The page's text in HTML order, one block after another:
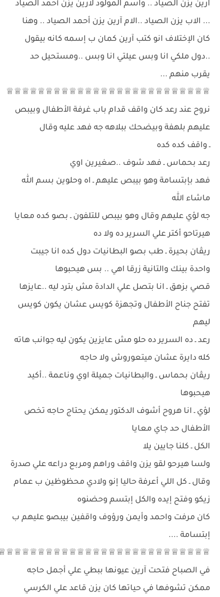
آرين يزن الصياد .. واسم المولود لارين يزن أحمد الصياد
... الاب يزن الصياد ..الام آرين يزن أحمد الصياد .. وهنا
كان الإختلاف انو كتب آرين كمان ب إسمه كانه بيقول
..دول ملكي انا وبس عيلتي انا وبس ..ومستحيل حد
يقرب منهم ...
♕♕♕♕♕♕♕♕♕♕♕♕♕♕♕♕♕♕♕♕♕♕♕♕♕♕
نروح عند رعد كان واقف قدام باب غرفة الأطفال وبيبص
عليهم بلهفة وبيضحك ببلاهه جه فهد عليه وقال
ـ واقف كده كده
رعد بحماس ـ فهد شوف ..صغيرين اوي
فهد بإبتسامة وهو بيبص عليهم ـ اه وحلوين بسم الله
ماشاء الله
جه لؤي عليهم وقال وهو بيبص للتلفون ـ بصو كده معايا
هيرتاحو أكتر علي السرير ده ولا ده
ريڤان بحيرة ـ طب بصو البطانيات دول كده انا جيبت
واحدة بينك والتانية زرقا اهي .. بس هيحبوها
قصي بزهق ـ انا بتصل علي الدادة مش بترد ليه ..عايزها
تفتح جناح الأطفال وتجهزة كويس عشان يكون كويس
ليهم
رعد ـ ده السرير ده حلو مش عايزين يكون ليه جوانب هاته
كله دايرة عشان ميتعوروش ولا حاجه
ريڤان بحماس ـ والبطانيات جميلة اوي وناعمة ..أكيد
هيحبوها
لؤي ـ انا هروح أشوف الدكتور يمكن يحتاج حاجه تخص
الأطفال حد جاي معايا
الكل ـ كلنا جايين يلا
ولسا هيرحو لقو يزن واقف وراهم ومربع دراعه علي صدرة
وقال ـ كل اللي أعرفة حاليا إنو ولادي محظوظين ب عمام
زيكو وفتح إيده والكل إبتسم وحضنوه
كان مرفت واحمد وأيمن ورؤوف واقفين بيبصو عليهم ب
إبتسامة ....
♕♕♕♕♕♕♕♕♕♕♕♕♕♕♕♕♕♕♕♕♕♕♕♕♕♕♕
في الصباح فتحت آرين عيونها ببطي علي أجمل حاجه
ممكن تشوفها في حياتها كان يزن قاعد علي الكرسي